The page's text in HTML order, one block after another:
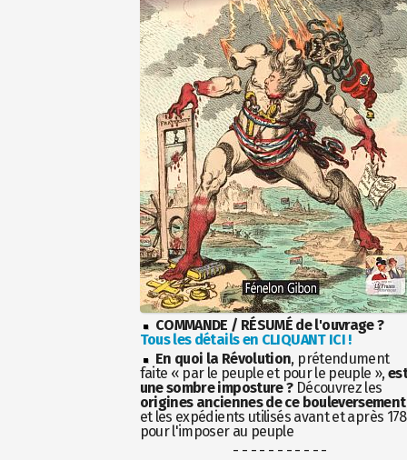
COMMANDE / RÉSUMÉ de l'ouvrage ?
Tous les détails en CLIQUANT ICI !
En quoi la Révolution, prétendument
faite « par le peuple et pour le peuple »,
une sombre imposture ?Découvrez les
origines anciennes de ce bouleversement
et les expédients utilisés avant et après
pour l'imposer au peuple
- - - - - - - - - - -